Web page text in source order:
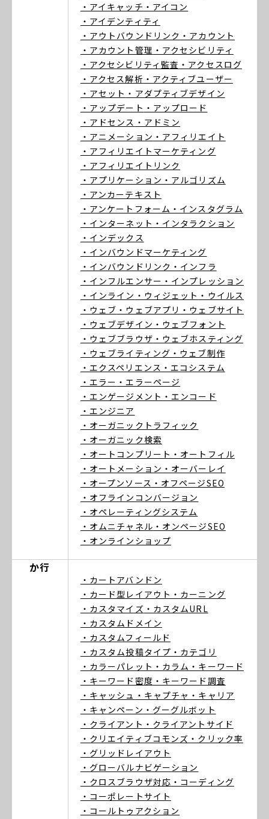
・アイキャッチ ・アイコン
・アイデンティティ
・アウトバウンドリンク ・アカウント
・アカウント管理 ・アクセシビリティ
・アクセシビリティ監査 ・アクセスログ
・アクセス解析 ・アクティブユーザー
・アセット ・アダプティブデザイン
・アップデート ・アップロード
・アドセンス ・アドミン
・アニメーション ・アフィリエイト
・アフィリエイトマーケティング
・アフィリエイトリンク
・アプリケーション ・アルゴリズム
・アンカーテキスト
・アンケートフォーム ・インスタグラム
・インターネット ・インタラクション
・インデックス
・インバウンドマーケティング
・インバウンドリンク ・インフラ
・インフルエンサー ・インプレッション
・インライン ・ウィジェット ・ウイルス
・ウェブ ・ウェブアプリ ・ウェブサイト
・ウェブデザイン ・ウェブフォント
・ウェブブラウザ ・ウェブホスティング
・ウェブライティング ・ウェブ制作
・エクスペリエンス ・エコシステム
・エラー ・エラーページ
・エンゲージメント ・エンコード
・エンジニア
・オーガニックトラフィック
・オーガニック検索
・オートコンプリート ・オートフィル
・オートメーション ・オーバーレイ
・オープンソース ・オフページSEO
・オフラインコンバージョン
・オペレーティングシステム
・オムニチャネル ・オンページSEO
・オンラインショップ
か行
・カートアバンドン
・カード型レイアウト ・カーニング
・カスタマイズ ・カスタムURL
・カスタムドメイン
・カスタムフィールド
・カスタム投稿タイプ ・カテゴリ
・カラーパレット ・カラム ・キーワード
・キーワード密度 ・キーワード調査
・キャッシュ ・キャプチャ ・キャリア
・キャンペーン ・グーグルボット
・クライアント ・クライアントサイド
・クリエイティブコモンズ ・クリック率
・グリッドレイアウト
・グローバルナビゲーション
・クロスブラウザ対応 ・コーディング
・コーポレートサイト
・コールトゥアクション